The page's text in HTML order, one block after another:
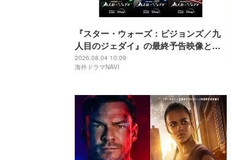
『スター・ウォーズ：ビジョンズ／九
人目のジェダイ』の最終予告映像とキ
ャラクタービジュアルが公開！
2026.08.04 10:09
海外ドラマNAVI